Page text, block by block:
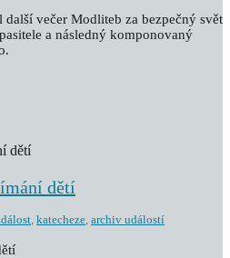
večer Modliteb za bezpečný svět
a následný komponovaný
dětí
, katecheze, archiv událostí